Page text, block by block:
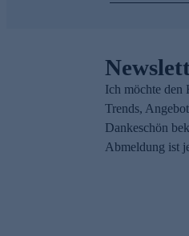
Ich möchte den
Trends,
Dankeschön
Abmeldung ist